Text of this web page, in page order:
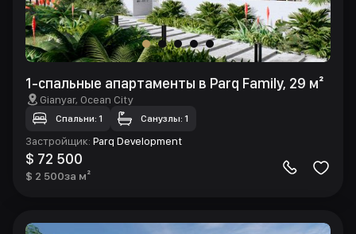
1-спальные апартаменты в Parq Family, 29 м²
Gianyar, Ocean City
Спальни: 1 Санузлы: 1
Застройщик: Parq Development
$ 72 500
$ 2 500за м²